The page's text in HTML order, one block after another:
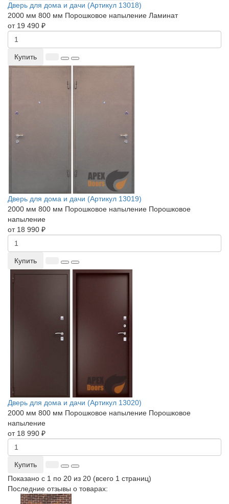
Дверь для дома и дачи (Артикул 13018)
2000 мм 800 мм Порошковое напыление Ламинат
от 19 490 ₽
Купить
Дверь для дома и дачи (Артикул 13019)
2000 мм 800 мм Порошковое напыление Порошковое
напыление
от 18 990 ₽
Купить
Дверь для дома и дачи (Артикул 13020)
2000 мм 800 мм Порошковое напыление Порошковое
напыление
от 18 990 ₽
Купить
Показано с 1 по 20 из 20 (всего 1 страниц)
Последние отзывы о товарах: